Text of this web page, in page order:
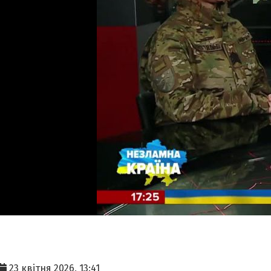
23 квітня 2026, 13:41